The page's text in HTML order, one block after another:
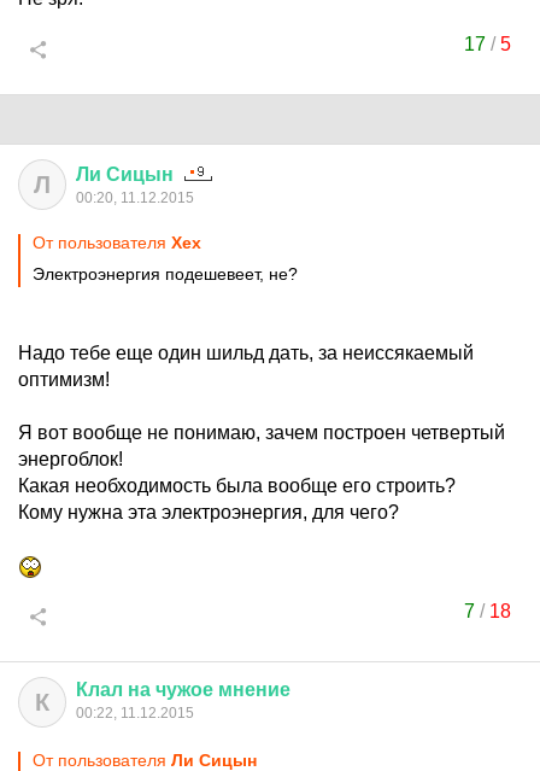
17 /5
Л Ли Сицын
00:20, 11.12.2015
От пользователя Хех
Электроэнергия подешевеет, не?
Надо тебе еще один шильд дать, за неиссякаемый
оптимизм!
Я вот вообще не понимаю, зачем построен четвертый
энергоблок!
Какая необходимость была вообще его строить?
Кому нужна эта электроэнергия, для чего?
7 / 18
К Клал на чужое мнение
00:22, 11.12.2015
От пользователя Ли Сицын